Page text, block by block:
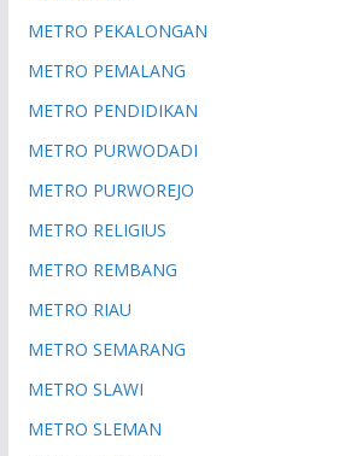
METRO PEKALONGAN
METRO PEMALANG
METRO PENDIDIKAN
METRO PURWODADI
METRO PURWOREJO
METRO RELIGIUS
METRO REMBANG
METRO RIAU
METRO SEMARANG
METRO SLAWI
METRO SLEMAN